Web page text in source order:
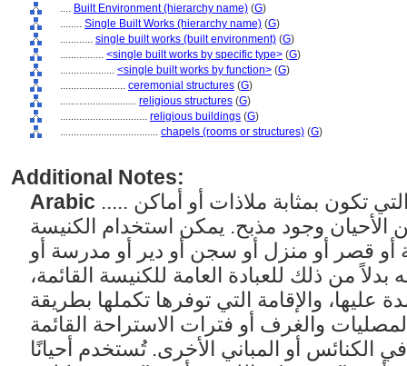
.... Built Environment (hierarchy name) (G)
........ Single Built Works (hierarchy name) (G)
............ single built works (built environment) (G)
................ <single built works by specific type> (G)
.................... <single built works by function> (G)
........................ ceremonial structures (G)
............................ religious structures (G)
................................ religious buildings (G)
.................................... chapels (rooms or structures) (G)
Additional Notes:
Arabic ..... الغرف أو المباني الصغيرة التي تكون بمثابة ملاذات أو أماكن
الأحيان وجود مذبح. يمكن استخدام الكنيسة
أو قصر أو منزل أو سجن أو دير أو مدرسة أو
من ذلك للعبادة العامة للكنيسة القائمة،
عليها، والإقامة التي توفرها تكملها بطريقة
والغرف أو فترات الاستراحة القائمة
الكنائس أو المباني الأخرى. تُستخدم أحيانًا